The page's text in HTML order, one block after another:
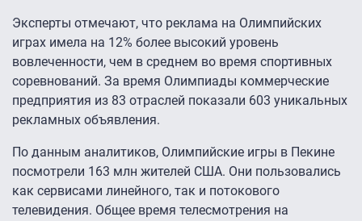
Эксперты отмечают, что реклама на Олимпийских
играх имела на 12% более высокий уровень
вовлеченности, чем в среднем во время спортивных
соревнований. За время Олимпиады коммерческие
предприятия из 83 отраслей показали 603 уникальных
рекламных объявления.
По данным аналитиков, Олимпийские игры в Пекине
посмотрели 163 млн жителей США. Они пользовались
как сервисами линейного, так и потокового
телевидения. Общее время телесмотрения на